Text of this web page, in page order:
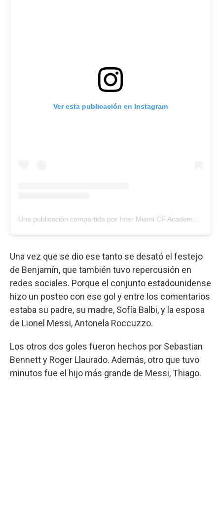
Ver esta publicación en Instagram
Una vez que se dio ese tanto se desató el festejo
de Benjamín, que también tuvo repercusión en
redes sociales. Porque el conjunto estadounidense
hizo un posteo con ese gol y entre los comentarios
estaba su padre, su madre, Sofía Balbi, y la esposa
de Lionel Messi, Antonela Roccuzzo.
Los otros dos goles fueron hechos por Sebastian
Bennett y Roger Llaurado. Además, otro que tuvo
minutos fue el hijo más grande de Messi, Thiago.